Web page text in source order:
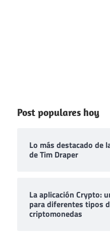
Post populares hoy
Lo más destacado de
de Tim Draper
La aplicación Crypto:
para diferentes tipos
criptomonedas